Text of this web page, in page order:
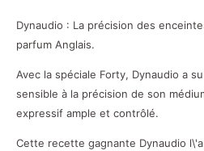
Dynaudio : La précision des
parfum Anglais.
Avec la spéciale Forty, Dynaudio a
sensible à la précision de son
expressif ample et contrôlé.
Cette recette gagnante Dynaudio